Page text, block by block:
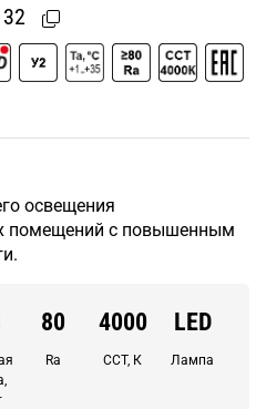
освещения
помещений с повышенным
80
Ra
4000
CCT, К
LED
Лампа